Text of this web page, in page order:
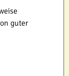
guter